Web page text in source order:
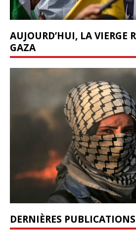
AUJOURD’HUI, LA VIERGE
GAZA
DERNIÈRES PUBLICATIONS